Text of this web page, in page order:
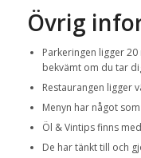
Övrig
Parkeringen ligger
bekvämt om du tar
Restaurangen ligger
Menyn har något
Öl & Vintips finns
De har tänkt till och